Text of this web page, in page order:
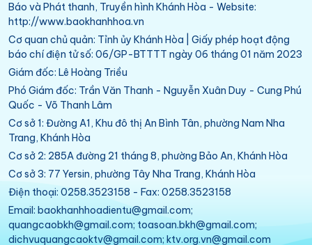
Báo và Phát thanh, Truyền hình Khánh Hòa - Website:
http://www.baokhanhhoa.vn
Cơ quan chủ quản: Tỉnh ủy Khánh Hòa | Giấy phép hoạt động
báo chí điện tử số: 06/GP-BTTTT ngày 06 tháng 01 năm 2023
Giám đốc: Lê Hoàng Triều
Phó Giám đốc: Trần Văn Thanh - Nguyễn Xuân Duy - Cung Phú
Quốc - Võ Thanh Lâm
Cơ sở 1: Đường A1, Khu đô thị An Bình Tân, phường Nam Nha
Trang, Khánh Hòa
Cơ sở 2: 285A đường 21 tháng 8, phường Bảo An, Khánh Hòa
Cơ sở 3: 77 Yersin, phường Tây Nha Trang, Khánh Hòa
Điện thoại: 0258.3523158 - Fax: 0258.3523158
Email: baokhanhhoadientu@gmail.com;
quangcaobkh@gmail.com; toasoan.bkh@gmail.com;
dichvuquangcaoktv@gmail.com; ktv.org.vn@gmail.com